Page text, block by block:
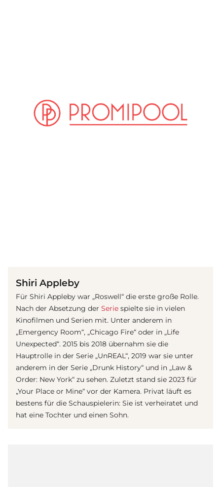
Shiri Appleby
Für Shiri Appleby war „Roswell“ die erste große Rolle.
Nach der Absetzung der Serie spielte sie in vielen
Kinofilmen und Serien mit. Unter anderem in
„Emergency Room“, „Chicago Fire“ oder in „Life
Unexpected“. 2015 bis 2018 übernahm sie die
Hauptrolle in der Serie „UnREAL“, 2019 war sie unter
anderem in der Serie „Drunk History“ und in „Law &
Order: New York“ zu sehen. Zuletzt stand sie 2023 für
„Your Place or Mine“ vor der Kamera. Privat läuft es
bestens für die Schauspielerin: Sie ist verheiratet und
hat eine Tochter und einen Sohn.